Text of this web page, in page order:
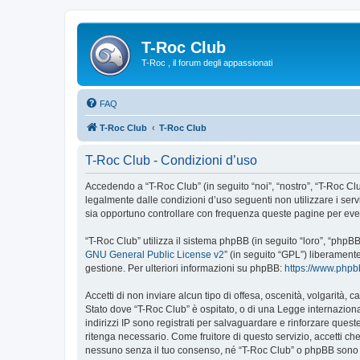
T-Roc Club
T-Roc , il forum degli appassionati
FAQ
T-Roc Club T-Roc Club
T-Roc Club - Condizioni d’uso
Accedendo a “T-Roc Club” (in seguito “noi”, “nostro”, “T-Roc
legalmente dalle condizioni d’uso seguenti non utilizzare i
sia opportuno controllare con frequenza queste pagine per
“T-Roc Club” utilizza il sistema phpBB (in seguito “loro”,
GNU General Public License v2” (in seguito “GPL”)
gestione. Per ulteriori informazioni su phpBB: https://
Accetti di non inviare alcun tipo di offesa, oscenità, volgarità,
Stato dove “T-Roc Club” è ospitato, o di una Legge
indirizzi IP sono registrati per salvaguardare e rinforzare
ritenga necessario. Come fruitore di questo servizio, accetti
nessuno senza il tuo consenso, né “T-Roc Club” o phpBB